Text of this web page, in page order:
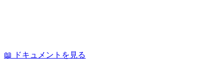
📖 ドキュメントを見る